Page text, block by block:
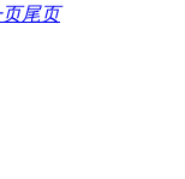
页尾页